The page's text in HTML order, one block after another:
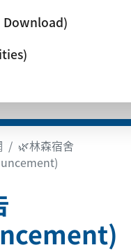
Download)
🌿林森宿舍